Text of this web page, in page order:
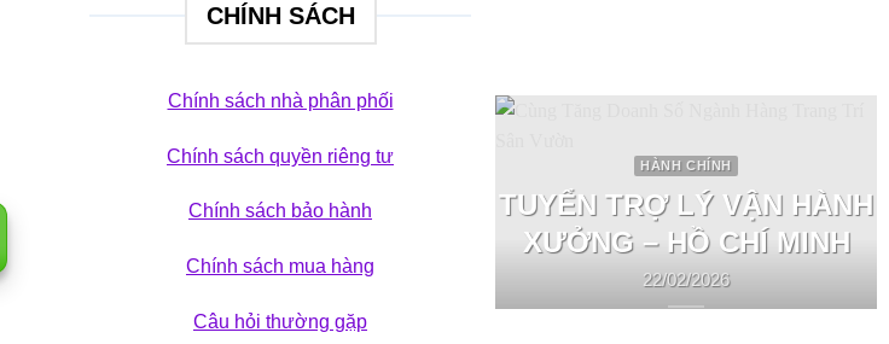
CHÍNH SÁCH
Chính sách nhà phân phối
Chính sách quyền riêng tư
Chính sách bảo hành
Chính sách mua hàng
Câu hỏi thường gặp
HÀNH CHÍNH
TUYỂN TRỢ LÝ VẬN HÀNH
XƯỞNG – HỒ CHÍ MINH
22/02/2026